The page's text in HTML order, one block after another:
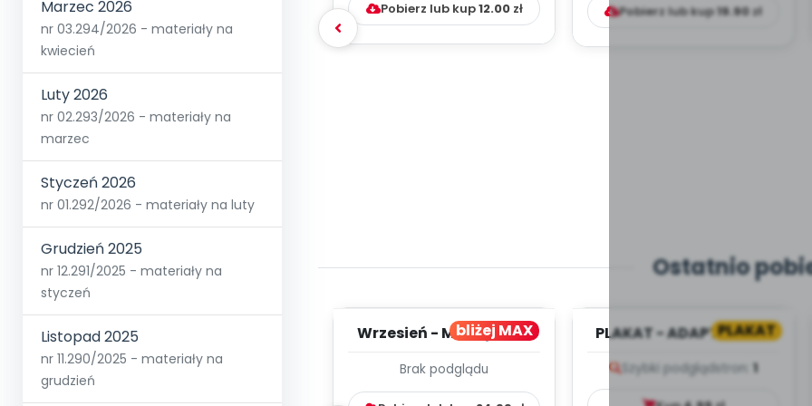
Marzec 2026
nr 03.294/2026 - materiały na
kwiecień
Luty 2026
nr 02.293/2026 - materiały na
marzec
Styczeń 2026
nr 01.292/2026 - materiały na luty
Grudzień 2025
nr 12.291/2025 - materiały na
styczeń
Listopad 2025
nr 11.290/2025 - materiały na
grudzień
Pobierz lub kup12.00zł Pobierz lub kup19.90zł
Ostatnio
bliżej MAX
Wrzesień - MIESIĘCZNY
WYCHOWAWCZO –
DYDAKTYC...
Brak podglądu
PLAKAT
PLAKAT - ADAPTACJA -
Szybki podglądstron: 1